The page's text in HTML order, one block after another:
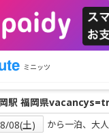
ミニッツ
から一泊、大人